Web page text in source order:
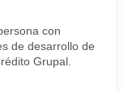
con
de desarrollo de
Grupal.